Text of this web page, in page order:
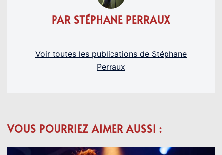
PAR STÉPHANE PERRAUX
Voir toutes les publications de Stéphane
Perraux
VOUS POURRIEZ AIMER AUSSI :